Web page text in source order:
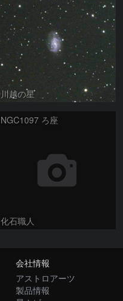
川越の星
NGC1097 ろ座
化石職人
会社情報
アストロアーツ
製品情報